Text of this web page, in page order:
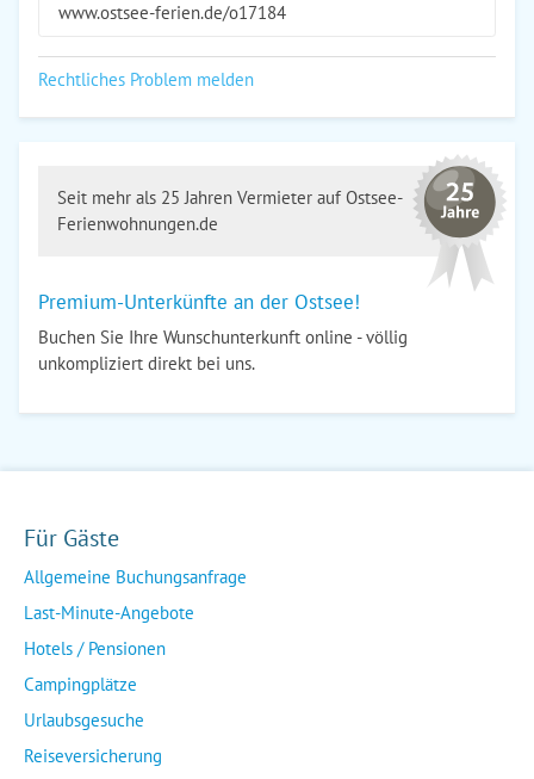
www.ostsee-ferien.de/o17184
Rechtliches Problem melden
Seit mehr als 25 Jahren Vermieter auf Ostsee-
Ferienwohnungen.de
Premium-Unterkünfte an der Ostsee!
Buchen Sie Ihre Wunschunterkunft online - völlig
unkompliziert direkt bei uns.
Für Gäste
Allgemeine Buchungsanfrage
Last-Minute-Angebote
Hotels / Pensionen
Campingplätze
Urlaubsgesuche
Reiseversicherung